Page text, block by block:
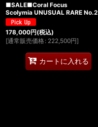
■SALE■Coral Focus
Scolymia UNUSUAL RARE No.2
178,000円(税込)
[通常販売価格 : 222,500円]
カートに入れる